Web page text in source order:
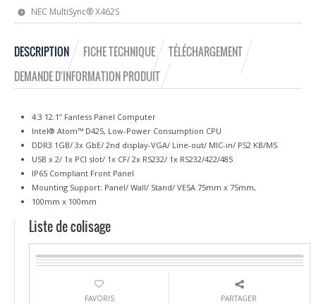
NEC MultiSync® X462S
DESCRIPTION FICHE TECHNIQUE
TÉLÉCHARGEMENT
DEMANDE D'INFORMATION PRODUIT
4:3 12.1” Fanless Panel Computer
Intel® Atom™ D425, Low-Power Consumption CPU
DDR3 1GB/ 3x GbE/ 2nd display-VGA/ Line-out/ MIC-in/ PS2 KB/MS
USB x 2/ 1x PCI slot/ 1x CF/ 2x RS232/ 1x RS232/422/485
IP65 Compliant Front Panel
Mounting Support: Panel/ Wall/ Stand/ VESA 75mm x 75mm,
100mm x 100mm
Liste de colisage
FAVORIS PARTAGER